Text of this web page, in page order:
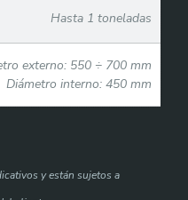
Hasta 1 toneladas
externo: 550 ÷ 700 mm
Diámetro interno: 450 mm
y están sujetos a